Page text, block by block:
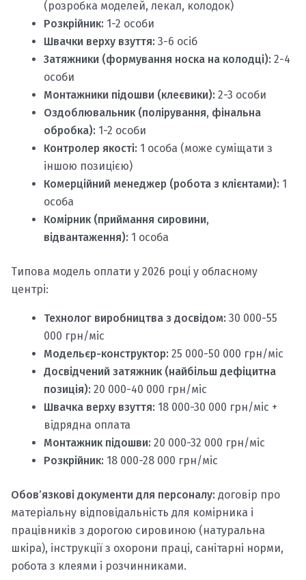
(розробка моделей, лекал, колодок)
Розкрійник: 1-2 особи
Швачки верху взуття: 3-6 осіб
Затяжники (формування носка на колодці): 2-4
особи
Монтажники підошви (клеєвики): 2-3 особи
Оздоблювальник (полірування, фінальна
обробка): 1-2 особи
Контролер якості: 1 особа (може суміщати з
іншою позицією)
Комерційний менеджер (робота з клієнтами): 1
особа
Комірник (приймання сировини,
відвантаження): 1 особа
Типова модель оплати у 2026 році у обласному
центрі:
Технолог виробництва з досвідом: 30 000-55
000 грн/міс
Модельєр-конструктор: 25 000-50 000 грн/міс
Досвідчений затяжник (найбільш дефіцитна
позиція): 20 000-40 000 грн/міс
Швачка верху взуття: 18 000-30 000 грн/міс +
відрядна оплата
Монтажник підошви: 20 000-32 000 грн/міс
Розкрійник: 18 000-28 000 грн/міс
Обов’язкові документи для персоналу: договір про
матеріальну відповідальність для комірника і
працівників з дорогою сировиною (натуральна
шкіра), інструкції з охорони праці, санітарні норми,
робота з клеями і розчинниками.